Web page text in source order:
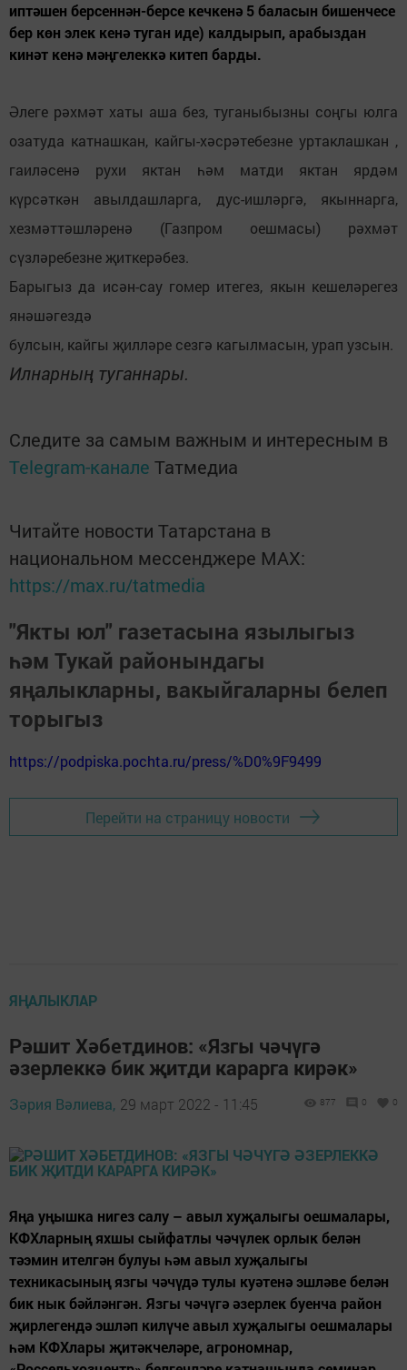
иптәшен берсеннән-берсе кечкенә 5 баласын бишенчесе
бер көн элек кенә туган иде) калдырып, арабыздан
кинәт кенә мәңгелеккә китеп барды.
Әлеге рәхмәт хаты аша без, туганыбызны соңгы юлга
озатуда катнашкан, кайгы-хәсрәтебезне уртаклашкан ,
гаиләсенә рухи яктан һәм матди яктан ярдәм
күрсәткән авылдашларга, дус-ишләргә, якыннарга,
хезмәттәшләренә (Газпром оешмасы) рәхмәт
сүзләребезне җиткерәбез.
Барыгыз да исән-сау гомер итегез, якын кешеләрегез
янәшәгездә
булсын, кайгы җилләре сезгә кагылмасын, урап узсын.
Илнарның туганнары.
Следите за самым важным и интересным в
Telegram-канале Татмедиа
Читайте новости Татарстана в
национальном мессенджере MАХ:
https://max.ru/tatmedia
"Якты юл" газетасына язылыгыз
һәм Тукай районындагы
яңалыкларны, вакыйгаларны белеп
торыгыз
https://podpiska.pochta.ru/press/%D0%9F9499
Перейти на страницу новости
ЯҢАЛЫКЛАР
Рәшит Хәбетдинов: «Язгы чәчүгә
әзерлеккә бик җитди карарга кирәк»
Зәрия Вәлиева, 29 март 2022 - 11:45 877 0 0
Яңа уңышка нигез салу – авыл хуҗалыгы оешмалары,
КФХларның яхшы сыйфатлы чәчүлек орлык белән
тәэмин ителгән булуы һәм авыл хуҗалыгы
техникасының язгы чәчүдә тулы куәтенә эшләве белән
бик нык бәйләнгән. Язгы чәчүгә әзерлек буенча район
җирлегендә эшләп килүче авыл хуҗалыгы оешмалары
һәм КФХлары җитәкчеләре, агрономнар,